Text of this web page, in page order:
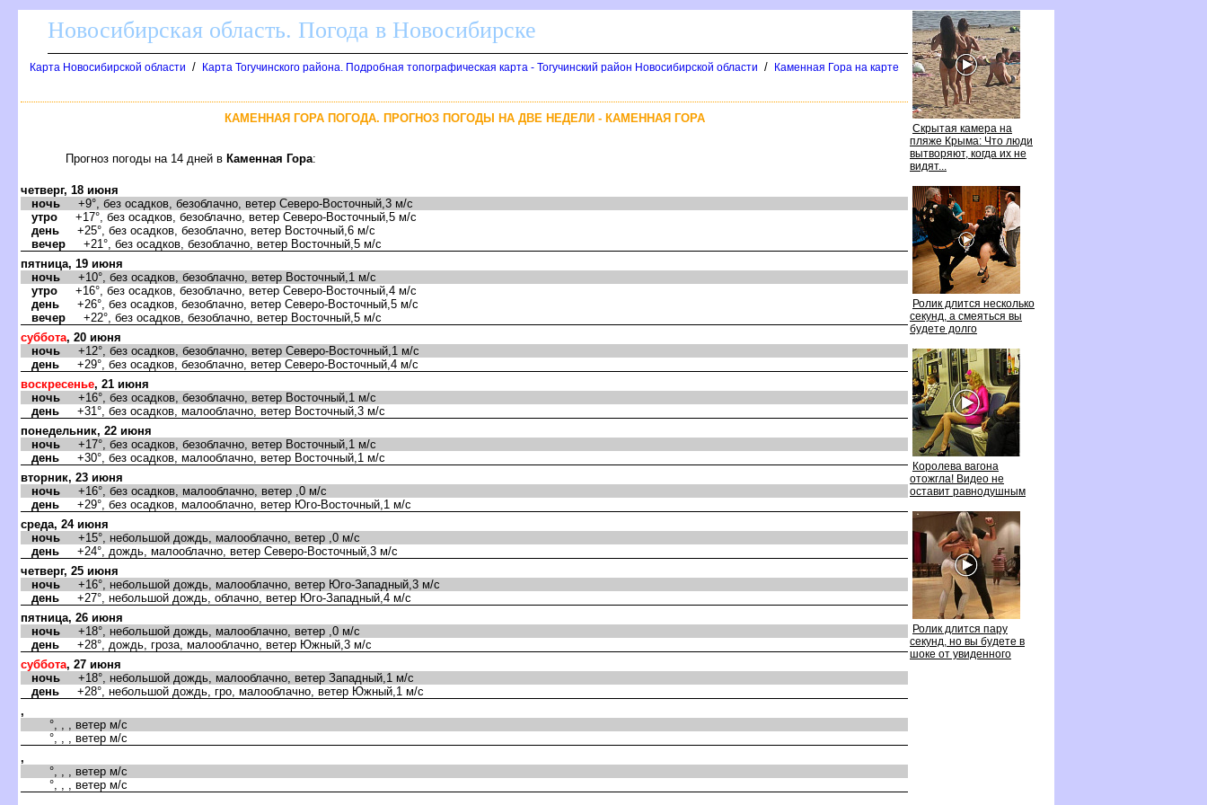
Скрытая камера на
пляже Крыма: Что люди
ытворяют, когда их не
идят...
Ролик длится несколько
секунд, а смеяться вы
удете долго
Королева вагона
отожгла! Видео не
оставит равнодушным
Ролик длится пару
секунд, но вы будете
шоке от увиденного
Новосибирская область. Погода в Новосибирске
Карта Новосибирской области / Карта Тогучинского района. Подробная топографическая карта - Тогучинский район Новосибирской области / Каменная Гора на карте
КАМЕННАЯ ГОРА ПОГОДА. ПРОГНОЗ ПОГОДЫ НА ДВЕ НЕДЕЛИ - КАМЕННАЯ ГОРА
Прогноз погоды на 14 дней Каменная Гора:
четверг, 18 июня
ночь +9°, без осадков, безоблачно, ветер Северо-Восточный,3 м/с
утро +17°, без осадков, безоблачно, ветер Северо-Восточный,5 м/с
день +25°, без осадков, безоблачно, ветер Восточный,6 м/с
ечер +21°, без осадков, безоблачно, ветер Восточный,5 м/с
пятница, 19 июня
ночь +10°, без осадков, безоблачно, ветер Восточный,1 м/с
утро +16°, без осадков, безоблачно, ветер Северо-Восточный,4 м/с
день +26°, без осадков, безоблачно, ветер Северо-Восточный,5 м/с
ечер +22°, без осадков, безоблачно, ветер Восточный,5 м/с
суббота, 20 июня
ночь +12°, без осадков, безоблачно, ветер Северо-Восточный,1 м/с
день +29°, без осадков, безоблачно, ветер Северо-Восточный,4 м/с
оскресенье, 21 июня
ночь +16°, без осадков, безоблачно, ветер Восточный,1 м/с
день +31°, без осадков, малооблачно, ветер Восточный,3 м/с
понедельник, 22 июня
ночь +17°, без осадков, безоблачно, ветер Восточный,1 м/с
день +30°, без осадков, малооблачно, ветер Восточный,1 м/с
торник, 23 июня
ночь +16°, без осадков, малооблачно, ветер ,0 м/с
день +29°, без осадков, малооблачно, ветер Юго-Восточный,1 м/с
среда, 24 июня
ночь +15°, небольшой дождь, малооблачно, ветер ,0 м/с
день +24°, дождь, малооблачно, ветер Северо-Восточный,3 м/с
четверг, 25 июня
ночь +16°, небольшой дождь, малооблачно, ветер Юго-Западный,3 м/с
день +27°, небольшой дождь, облачно, ветер Юго-Западный,4 м/с
пятница, 26 июня
ночь +18°, небольшой дождь, малооблачно, ветер ,0 м/с
день +28°, дождь, гроза, малооблачно, ветер Южный,3 м/с
суббота, 27 июня
ночь +18°, небольшой дождь, малооблачно, ветер Западный,1 м/с
день +28°, небольшой дождь, гро, малооблачно, ветер Южный,1 м/с
,
°, , , ветер м/с
°, , , ветер м/с
,
°, , , ветер м/с
°, , , ветер м/с